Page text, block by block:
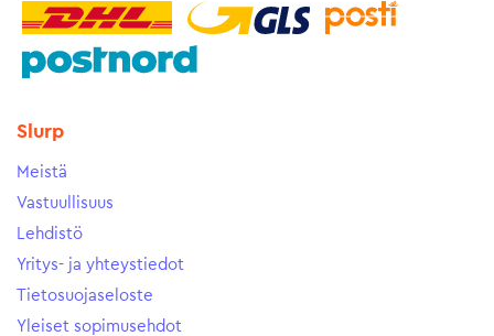
Slurp
Meistä
Vastuullisuus
Lehdistö
Yritys- ja yhteystiedot
Tietosuojaseloste
Yleiset sopimusehdot